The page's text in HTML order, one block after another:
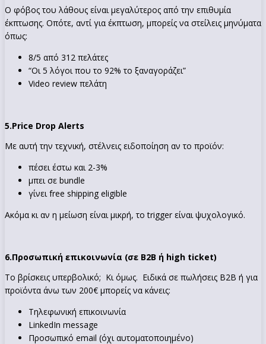
Ο φόβος του λάθους είναι μεγαλύτερος από την επιθυμία
έκπτωσης. Οπότε, αντί για έκπτωση, μπορείς να στείλεις μηνύματα
όπως:
8/5 από 312 πελάτες
“Οι 5 λόγοι που το 92% το ξαναγοράζει”
Video review πελάτη
5.Price Drop Alerts
Με αυτή την τεχνική, στέλνεις ειδοποίηση αν το προϊόν:
πέσει έστω και 2-3%
μπει σε bundle
γίνει free shipping eligible
Ακόμα κι αν η μείωση είναι μικρή, το trigger είναι ψυχολογικό.
6.Προσωπική επικοινωνία (σε B2B ή high ticket)
Το βρίσκεις υπερβολικό; Κι όμως. Ειδικά σε πωλήσεις Β2Β ή για
προϊόντα άνω των 200€ μπορείς να κάνεις:
Τηλεφωνική επικοινωνία
LinkedIn message
Προσωπικό email (όχι αυτοματοποιημένο)